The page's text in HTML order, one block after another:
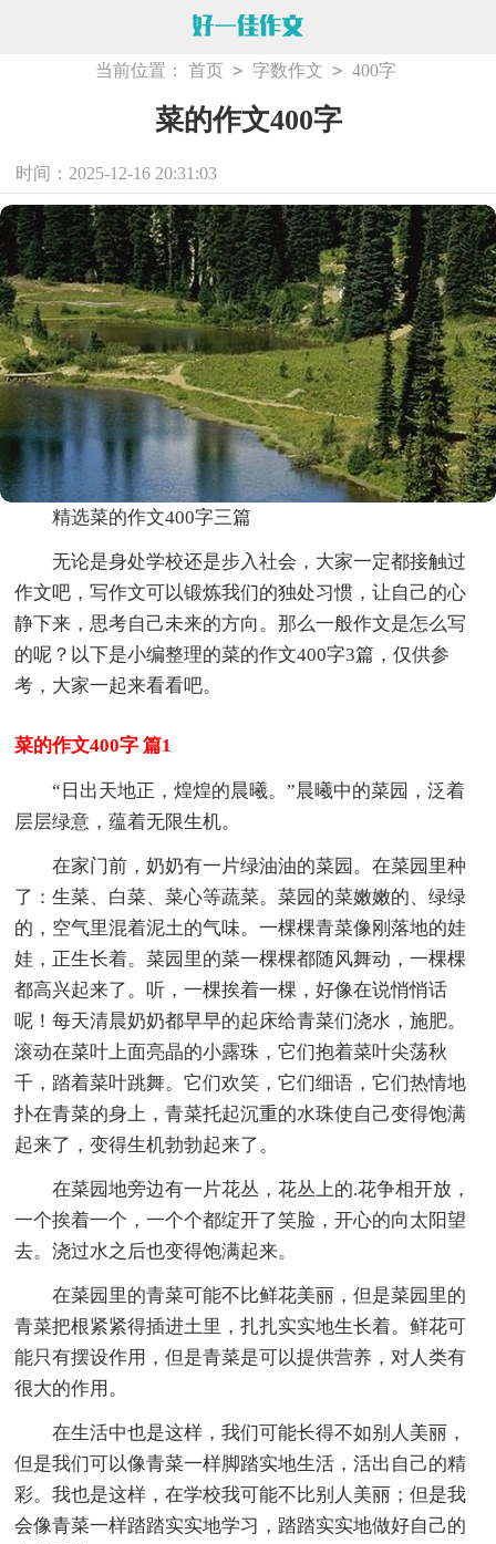
当前位置： 首页 > 字数作文 > 400字
菜的作文400字
时间：2025-12-16 20:31:03
精选菜的作文400字三篇
无论是身处学校还是步入社会，大家一定都接触过
作文吧，写作文可以锻炼我们的独处习惯，让自己的心
静下来，思考自己未来的方向。那么一般作文是怎么写
的呢？以下是小编整理的菜的作文400字3篇，仅供参
考，大家一起来看看吧。
菜的作文400字 篇1
“日出天地正，煌煌的晨曦。”晨曦中的菜园，泛着
层层绿意，蕴着无限生机。
在家门前，奶奶有一片绿油油的菜园。在菜园里种
了：生菜、白菜、菜心等蔬菜。菜园的菜嫩嫩的、绿绿
的，空气里混着泥土的气味。一棵棵青菜像刚落地的娃
娃，正生长着。菜园里的菜一棵棵都随风舞动，一棵棵
都高兴起来了。听，一棵挨着一棵，好像在说悄悄话
呢！每天清晨奶奶都早早的起床给青菜们浇水，施肥。
滚动在菜叶上面亮晶的小露珠，它们抱着菜叶尖荡秋
千，踏着菜叶跳舞。它们欢笑，它们细语，它们热情地
扑在青菜的身上，青菜托起沉重的水珠使自己变得饱满
起来了，变得生机勃勃起来了。
在菜园地旁边有一片花丛，花丛上的.花争相开放，
一个挨着一个，一个个都绽开了笑脸，开心的向太阳望
去。浇过水之后也变得饱满起来。
在菜园里的青菜可能不比鲜花美丽，但是菜园里的
青菜把根紧紧得插进土里，扎扎实实地生长着。鲜花可
能只有摆设作用，但是青菜是可以提供营养，对人类有
很大的作用。
在生活中也是这样，我们可能长得不如别人美丽，
但是我们可以像青菜一样脚踏实地生活，活出自己的精
彩。我也是这样，在学校我可能不比别人美丽；但是我
会像青菜一样踏踏实实地学习，踏踏实实地做好自己的